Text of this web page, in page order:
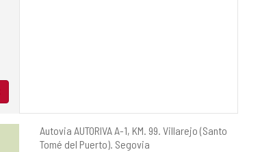
Dirección
postal
Autovia AUTORIVA A-1, KM. 99. Villarejo (Santo
Tomé del Puerto). Segovia